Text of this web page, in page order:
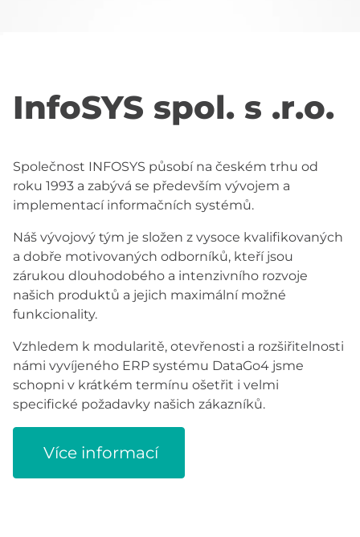
InfoSYS spol. s .r.o.
Společnost INFOSYS působí na českém trhu od
roku 1993 a zabývá se především vývojem a
implementací informačních systémů.
Náš vývojový tým je složen z vysoce kvalifikovaných
a dobře motivovaných odborníků, kteří jsou
zárukou dlouhodobého a intenzivního rozvoje
našich produktů a jejich maximální možné
funkcionality.
Vzhledem k modularitě, otevřenosti a rozšiřitelnosti
námi vyvíjeného ERP systému DataGo4 jsme
schopni v krátkém termínu ošetřit i velmi
specifické požadavky našich zákazníků.
Více informací